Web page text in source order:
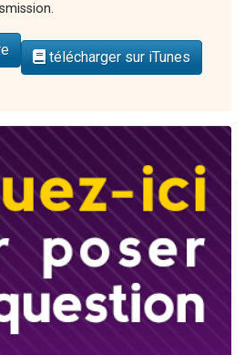
télécharger sur iTunes